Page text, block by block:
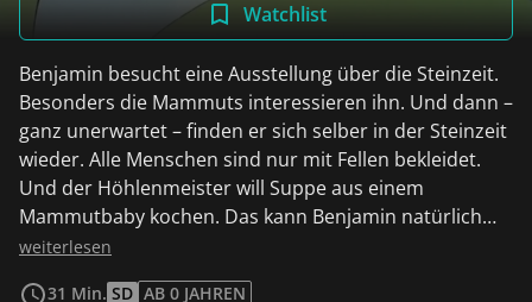
Watchlist
Benjamin besucht eine Ausstellung über die Steinzeit.
Besonders die Mammuts interessieren ihn. Und dann –
ganz unerwartet – finden er sich selber in der Steinzeit
wieder. Alle Menschen sind nur mit Fellen bekleidet.
Und der Höhlenmeister will Suppe aus einem
Mammutbaby kochen. Das kann Benjamin natürlich
nicht zulassen.
weiterlesen
31 Min. SD AB 0 JAHREN